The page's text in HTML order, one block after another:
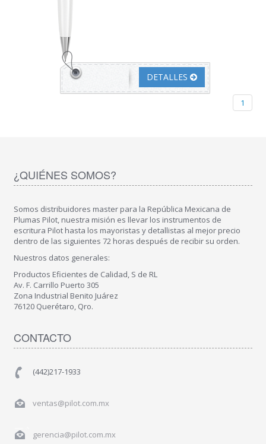
DETALLES
1
¿QUIÉNES SOMOS?
Somos distribuidores master para la República Mexicana de
Plumas Pilot, nuestra misión es llevar los instrumentos de
escritura Pilot hasta los mayoristas y detallistas al mejor precio
dentro de las siguientes 72 horas después de recibir su orden.
Nuestros datos generales:
Productos Eficientes de Calidad, S de RL
Av. F. Carrillo Puerto 305
Zona Industrial Benito Juárez
76120 Querétaro, Qro.
CONTACTO
(442)217-1933
ventas@pilot.com.mx
gerencia@pilot.com.mx